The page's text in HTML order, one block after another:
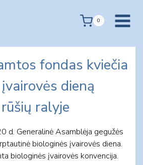
0
fondas kviečia
dieną
ralyje
d. Generalinė Asamblėja gegužės
biologinės įvairovės diena.
biologinės įvairovės konvencija.